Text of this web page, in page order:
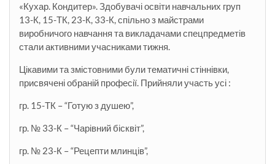
«Кухар. Кондитер». Здобувачі освіти навчальних груп
13-К, 15-ТК, 23-К, 33-К, спільно з майстрами
виробничого навчання та викладачами спецпредметів
стали активними учасниками тижня.
Цікавими та змістовними були тематичні стіннівки,
присвячені обраній професії. Прийняли участь усі :
гр. 15-ТК – “Готую з душею”,
гр. № 33-К – “Чарівний бісквіт”,
гр. № 23-К – “Рецепти млинців”,